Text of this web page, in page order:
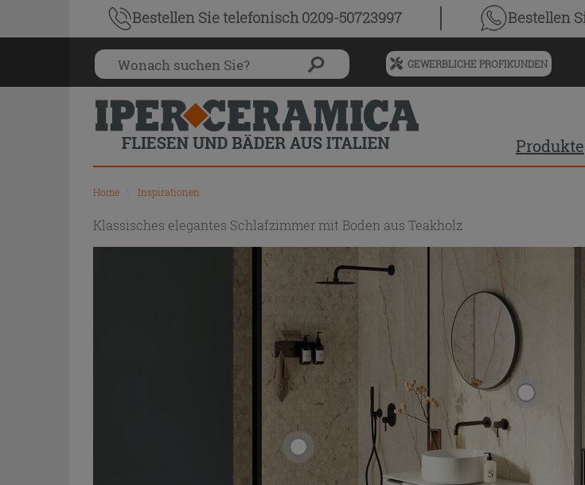
Bestellen Sietelefonisch 0209-50723997 Bestellen
Menü
für
vorgeschlagenen
Siteinhalt
und
Suchprotokoll
GEWERBLICHE PROFIKUNDEN
Produkte
Home Inspirationen
Klassisches elegantes Schlafzimmer mit Boden aus Teakholz